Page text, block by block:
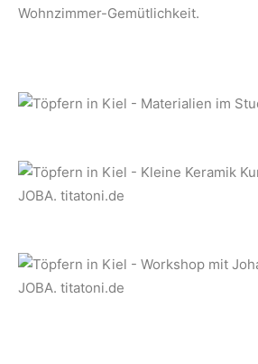
Wohnzimmer-Gemütlichkeit.